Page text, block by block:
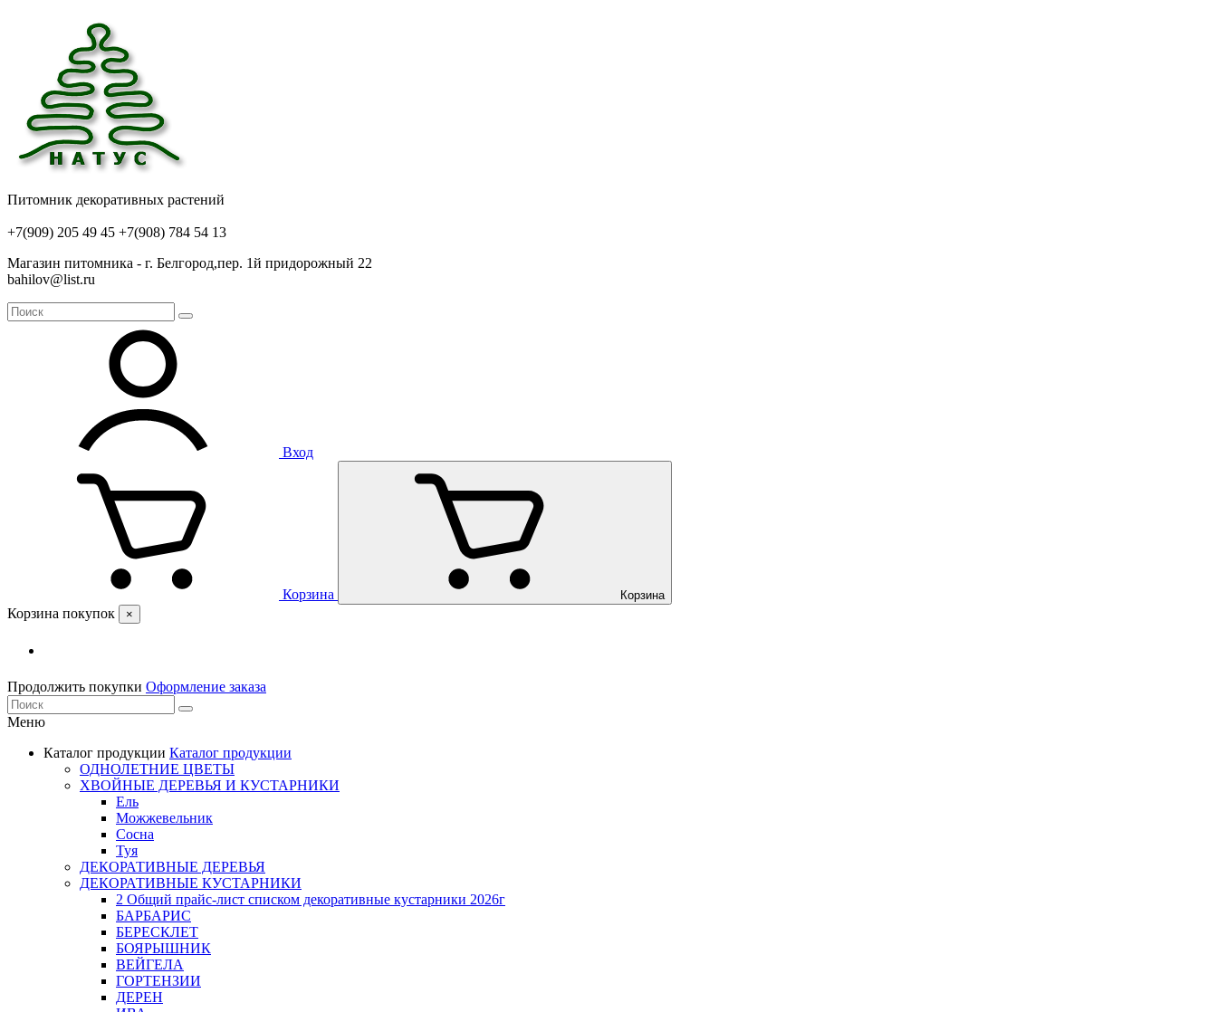
Питомник декоративных растений
+7(909) 205 49 45 +7(908) 784 54 13
Магазин питомника - г. Белгород,пер. 1й придорожный 22
bahilov@list.ru
Вход
Корзина Корзина
Корзина покупок ×
Продолжить покупки Оформление заказа
Меню
Каталог продукции Каталог продукции
ОДНОЛЕТНИЕ ЦВЕТЫ
ХВОЙНЫЕ ДЕРЕВЬЯ И КУСТАРНИКИ
Ель
Можжевельник
Сосна
Туя
ДЕКОРАТИВНЫЕ ДЕРЕВЬЯ
ДЕКОРАТИВНЫЕ КУСТАРНИКИ
2 Общий прайс-лист списком декоративные кустарники 2026г
БАРБАРИС
БЕРЕСКЛЕТ
БОЯРЫШНИК
ВЕЙГЕЛА
ГОРТЕНЗИИ
ДЕРЕН